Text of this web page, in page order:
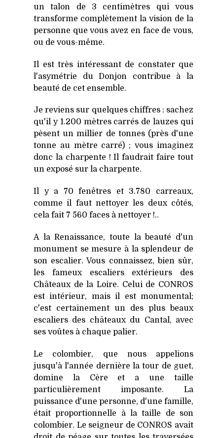
un talon de 3 centimètres qui vous
transforme complètement la vision de la
personne que vous avez en face de vous,
ou de vous-même.
Il est très intéressant de constater que
l'asymétrie du Donjon contribue à la
beauté de cet ensemble.
Je reviens sur quelques chiffres : sachez
qu'il y 1.200 mètres carrés de lauzes qui
pèsent un millier de tonnes (près d'une
tonne au mètre carré) ; vous imaginez
donc la charpente ! Il faudrait faire tout
un exposé sur la charpente.
Il y a 70 fenêtres et 3.780 carreaux,
comme il faut nettoyer les deux côtés,
cela fait 7 560 faces à nettoyer !..
A la Renaissance, toute la beauté d'un
monument se mesure à la splendeur de
son escalier. Vous connaissez, bien sûr,
les fameux escaliers extérieurs des
Châteaux de la Loire. Celui de CONROS
est intérieur, mais il est monumental;
c'est certainement un des plus beaux
escaliers des châteaux du Cantal, avec
ses voûtes à chaque palier.
Le colombier, que nous appelions
jusqu'à l'année dernière la tour de guet,
domine la Cère et a une taille
particulièrement imposante. La
puissance d'une personne, d'une famille,
était proportionnelle à la taille de son
colombier. Le seigneur de CONROS avait